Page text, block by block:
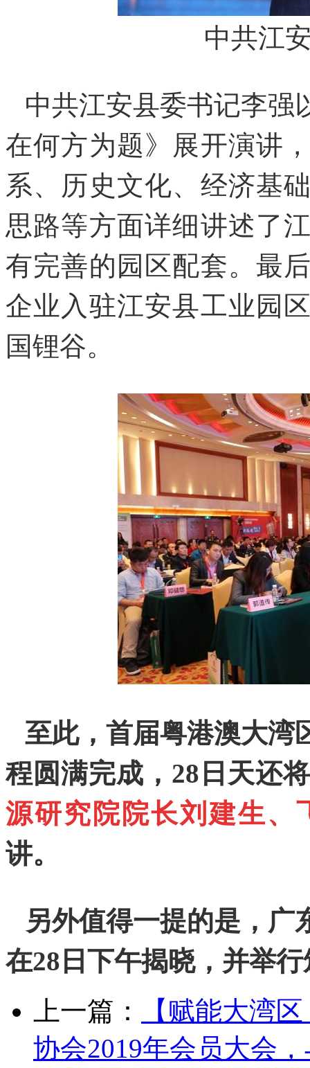
中共江
中共江安县委书记李强
在何方为题》展开演讲
系、历史文化、经济基
思路等方面详细讲述了
有完善的园区配套。最
企业入驻江安县工业园
国锂谷。
至此，首届粤港澳大湾
程圆满完成，28日天还
源研究院院长刘建生、
讲。
另外值得一提的是，广
在28日下午揭晓，并举
上一篇：
【赋能大湾
协会2019年会员大会